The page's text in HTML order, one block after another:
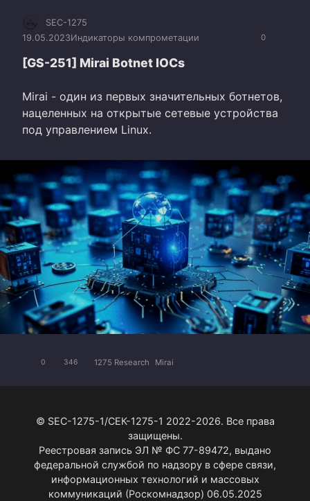
0
SEC-1275
19.05.2023Индикаторы компрометации
[GS-251] Mirai Botnet IOCs
Mirai - один из первых значительных ботнетов,
нацеленных на открытые сетевые устройства
под управлением Linux.
0 346 1275 Research Mirai
© SEC-1275-1/СЕК-1275-1 2022-2026. Все права
защищены.
Реестровая запись ЭЛ № ФС 77-89472, выдано
федеральной службой по надзору в сфере связи,
информационных технологий и массовых
коммуникаций (Роскомнадзор) 06.05.2025